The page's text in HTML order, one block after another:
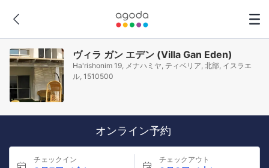
ヴィラ ガン エデン (Villa Gan Eden)
Ha'rishonim 19, メナハミヤ, ティベリア, 北部, イスラエ
ル, 1510500
オンライン予約
チェックイン チェックアウト